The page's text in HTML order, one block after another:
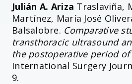
Julián A. Ariza Traslaviña,
Martínez, María José
Balsalobre. Comparative
transthoracic ultrasound
the postoperative period
International Surgery
9.